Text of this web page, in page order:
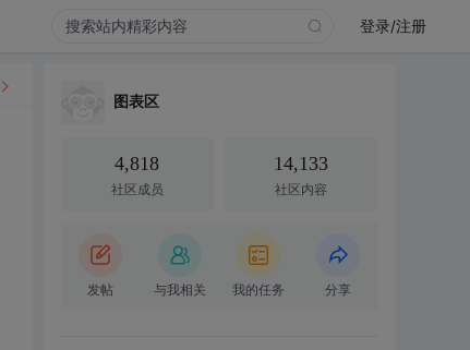
登录/注册
图表区
4,818
社区成员
14,133
社区内容
发帖 与我相关 我的任务 分享